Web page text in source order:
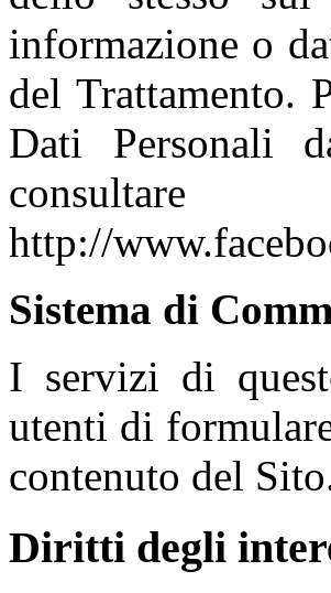
informazione o
del Trattamento.
Dati Personali
http://
Sistema di
I servizi di
utenti di
contenuto del
Diritti degli